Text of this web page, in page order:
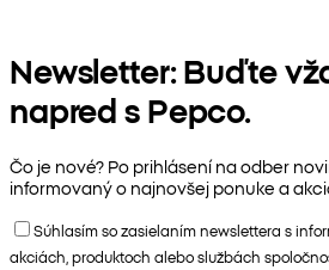
Newsletter: Buďte
napred s Pepco.
Čo je nové? Po prihlásení na odber
informovaný o najnovšej ponuke a
Súhlasím so zasielaním newslettera s
akciách, produktoch alebo službách